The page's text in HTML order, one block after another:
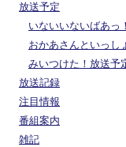
放送予定
いないいないばあっ
おかあさんといっし
みいつけた！放送予
放送記録
注目情報
番組案内
雑記